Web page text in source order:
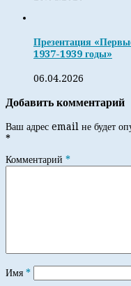
Презентация
1937-1939 годы»
06.04.2026
Добавить комментарий
Ваш адрес email не будет
*
Комментарий *
Имя *